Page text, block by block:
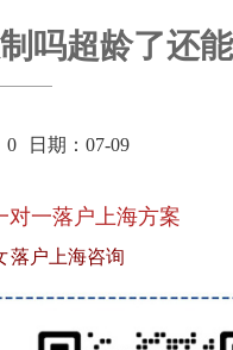
吗超龄了还
0日期：07-09
对一落户上海方案
落户上海咨询